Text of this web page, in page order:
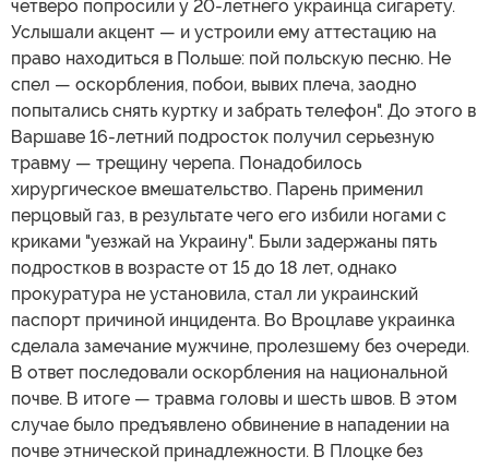
четверо попросили у 20-летнего украинца сигарету.
Услышали акцент — и устроили ему аттестацию на
право находиться в Польше: пой польскую песню. Не
спел — оскорбления, побои, вывих плеча, заодно
попытались снять куртку и забрать телефон". До этого в
Варшаве 16-летний подросток получил серьезную
травму — трещину черепа. Понадобилось
хирургическое вмешательство. Парень применил
перцовый газ, в результате чего его избили ногами с
криками "уезжай на Украину". Были задержаны пять
подростков в возрасте от 15 до 18 лет, однако
прокуратура не установила, стал ли украинский
паспорт причиной инцидента. Во Вроцлаве украинка
сделала замечание мужчине, пролезшему без очереди.
В ответ последовали оскорбления на национальной
почве. В итоге — травма головы и шесть швов. В этом
случае было предъявлено обвинение в нападении на
почве этнической принадлежности. В Плоцке без